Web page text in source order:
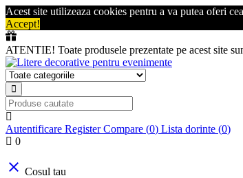
Acest site utilizeaza cookies pentru a va putea oferi
Accept!
ATENTIE! Toate produsele prezentate pe acest site
Autentificare Register Compare (0) Lista dorinte (0)
0
close Cosul tau